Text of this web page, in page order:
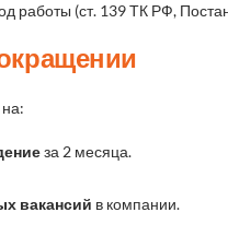
работы (ст. 139 ТК РФ,
за 2 месяца.
вакансий в компании.